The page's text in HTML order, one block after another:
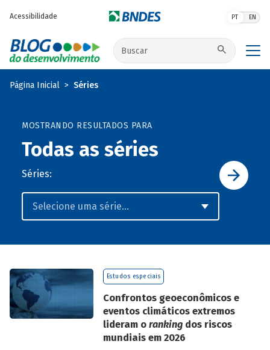
Acessibilidade PT EN
Buscar no site
Página Inicial Séries
MOSTRANDO RESULTADOS PARA
Todas as séries
Séries:
Estudos especiais
Confrontos geoeconômicos e
eventos climáticos extremos
lideram o ranking dos riscos
mundiais em 2026